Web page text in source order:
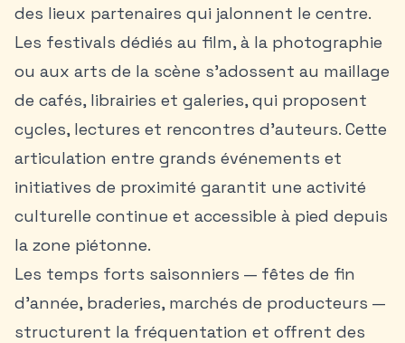
des lieux partenaires qui jalonnent le centre.
Les festivals dédiés au film, à la photographie
ou aux arts de la scène s’adossent au maillage
de cafés, librairies et galeries, qui proposent
cycles, lectures et rencontres d’auteurs. Cette
articulation entre grands événements et
initiatives de proximité garantit une activité
culturelle continue et accessible à pied depuis
la zone piétonne.
Les temps forts saisonniers — fêtes de fin
d’année, braderies, marchés de producteurs —
structurent la fréquentation et offrent des